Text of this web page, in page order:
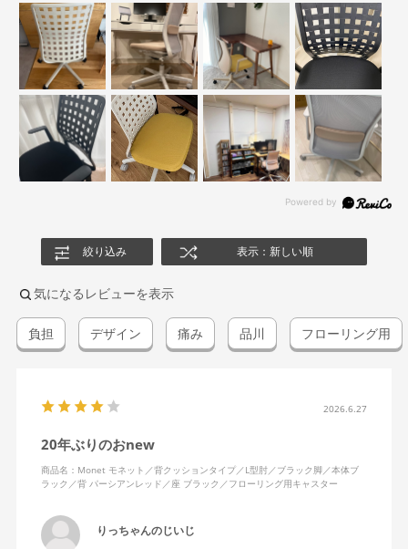
絞り込み 表示：新しい順
気になるレビューを表示
負担 デザイン 痛み 品川 フローリング用
2026.6.27
20年ぶりのおnew
商品名：Monet モネット／背クッションタイプ／L型肘／ブラック脚／本体ブ
ラック／背 パーシアンレッド／座 ブラック／フローリング用キャスター
りっちゃんのじいじ